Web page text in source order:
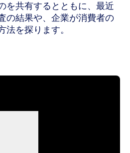
を共有するとともに、最近
の結果や、企業が消費者の
法を探ります。